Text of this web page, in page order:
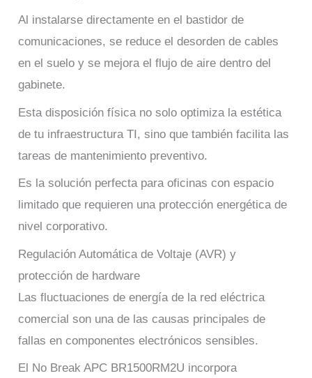
Al instalarse directamente en el bastidor de
comunicaciones, se reduce el desorden de cables
en el suelo y se mejora el flujo de aire dentro del
gabinete.
Esta disposición física no solo optimiza la estética
de tu infraestructura TI, sino que también facilita las
tareas de mantenimiento preventivo.
Es la solución perfecta para oficinas con espacio
limitado que requieren una protección energética de
nivel corporativo.
Regulación Automática de Voltaje (AVR) y
protección de hardware
Las fluctuaciones de energía de la red eléctrica
comercial son una de las causas principales de
fallas en componentes electrónicos sensibles.
El No Break APC BR1500RM2U incorpora